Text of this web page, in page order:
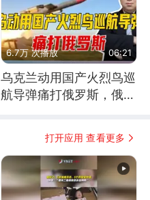
6.7万 次播放 06:21
乌克兰动用国产火烈鸟巡
航导弹痛打俄罗斯，俄军
打开应用 查看更多